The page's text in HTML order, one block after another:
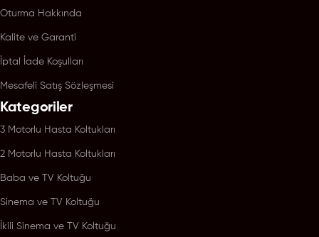
Oturma Hakkında
Kalite ve Garanti
İptal İade Koşulları
Mesafeli Satış Sözleşmesi
Kategoriler
3 Motorlu Hasta Koltukları
2 Motorlu Hasta Koltukları
Baba ve TV Koltuğu
Sinema ve TV Koltuğu
İkili Sinema ve TV Koltuğu